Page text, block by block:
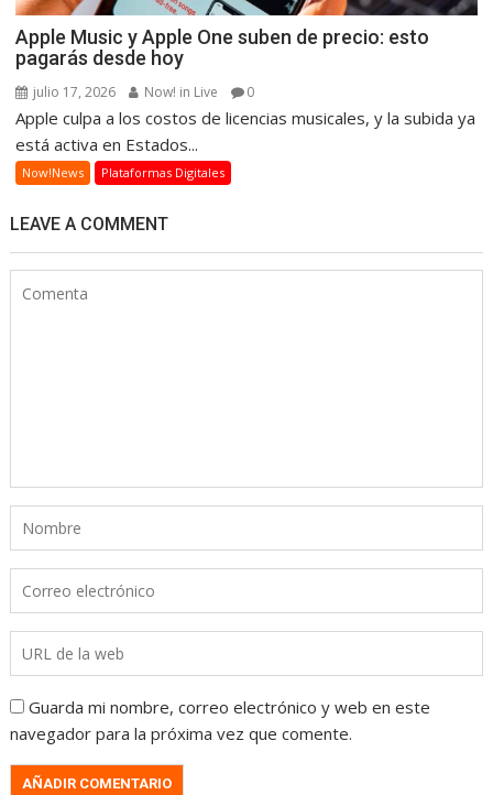
Apple Music y Apple One suben de precio: esto
pagarás desde hoy
julio 17, 2026 Now! in Live 0
Apple culpa a los costos de licencias musicales, y la subida ya
está activa en Estados...
Now!News Plataformas Digitales
LEAVE A COMMENT
Guarda mi nombre, correo electrónico y web en este
navegador para la próxima vez que comente.